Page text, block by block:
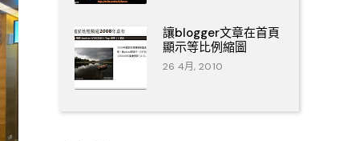
讓blogger文章在首頁
顯示等比例縮圖
26 4月, 2010